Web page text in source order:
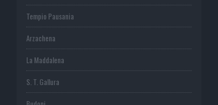
Tempio Pausania
Arzachena
La Maddalena
S. T. Gallura